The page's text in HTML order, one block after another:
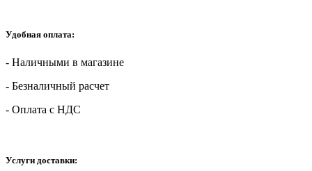
Удобная оплата:
- Наличными в магазине
- Безналичный расчет
- Оплата с НДС
Услуги доставки: